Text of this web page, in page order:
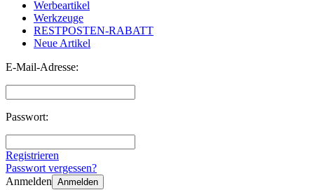
Werbeartikel
Werkzeuge
RESTPOSTEN-RABATT
Neue Artikel
E-Mail-Adresse:
Passwort:
Registrieren
Passwort vergessen?
Anmelden Anmelden